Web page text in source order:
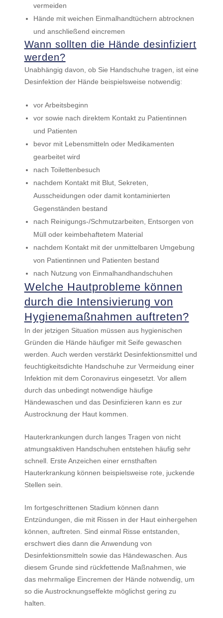
vermeiden
Hände mit weichen Einmalhandtüchern abtrocknen
und anschließend eincremen
Wann sollten die Hände desinfiziert
werden?
Unabhängig davon, ob Sie Handschuhe tragen, ist eine
Desinfektion der Hände beispielsweise notwendig:
vor Arbeitsbeginn
vor sowie nach direktem Kontakt zu Patientinnen
und Patienten
bevor mit Lebensmitteln oder Medikamenten
gearbeitet wird
nach Toilettenbesuch
nachdem Kontakt mit Blut, Sekreten,
Ausscheidungen oder damit kontaminierten
Gegenständen bestand
nach Reinigungs-/Schmutzarbeiten, Entsorgen von
Müll oder keimbehaftetem Material
nachdem Kontakt mit der unmittelbaren Umgebung
von Patientinnen und Patienten bestand
nach Nutzung von Einmalhandhandschuhen
Welche Hautprobleme können
durch die Intensivierung von
Hygienemaßnahmen auftreten?
In der jetzigen Situation müssen aus hygienischen
Gründen die Hände häufiger mit Seife gewaschen
werden. Auch werden verstärkt Desinfektionsmittel und
feuchtigkeitsdichte Handschuhe zur Vermeidung einer
Infektion mit dem Coronavirus eingesetzt. Vor allem
durch das unbedingt notwendige häufige
Händewaschen und das Desinfizieren kann es zur
Austrocknung der Haut kommen.
Hauterkrankungen durch langes Tragen von nicht
atmungsaktiven Handschuhen entstehen häufig sehr
schnell. Erste Anzeichen einer ernsthaften
Hauterkrankung können beispielsweise rote, juckende
Stellen sein.
Im fortgeschrittenen Stadium können dann
Entzündungen, die mit Rissen in der Haut einhergehen
können, auftreten. Sind einmal Risse entstanden,
erschwert dies dann die Anwendung von
Desinfektionsmitteln sowie das Händewaschen. Aus
diesem Grunde sind rückfettende Maßnahmen, wie
das mehrmalige Eincremen der Hände notwendig, um
so die Austrocknungseffekte möglichst gering zu
halten.